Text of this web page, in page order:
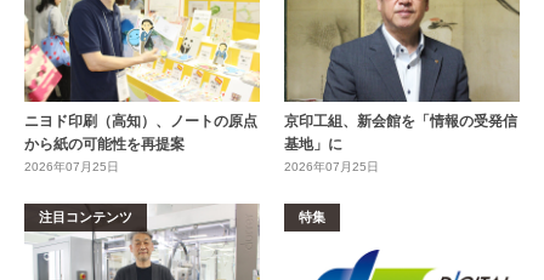
ニヨド印刷（高知）、ノートの原点
から紙の可能性を再提案
2026年07月25日
京印工組、新会館を「情報の受発信
基地」に
2026年07月25日
注目コンテンツ 特集